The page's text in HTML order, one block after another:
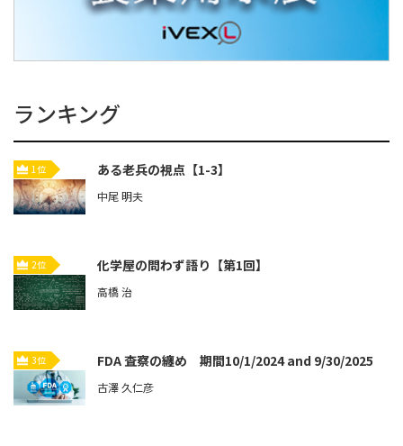
ランキング
1位 ある老兵の視点【1-3】
中尾 明夫
2位 化学屋の問わず語り【第1回】
高橋 治
3位 FDA 査察の纏め 期間10/1/2024 and 9/30/2025
古澤 久仁彦